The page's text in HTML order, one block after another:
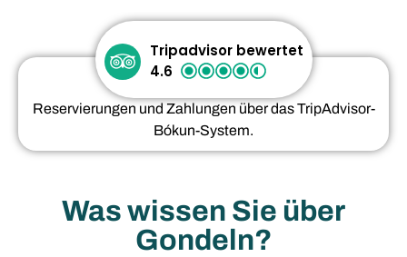
Tripadvisor bewertet
4.6
Reservierungen und Zahlungen über das TripAdvisor-
Bókun-System.
Was wissen Sie über
Gondeln?